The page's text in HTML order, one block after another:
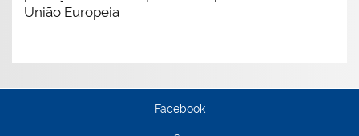
União Europeia
Facebook